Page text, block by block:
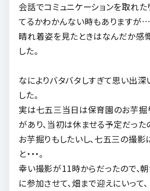
会話でコミュニケーションを取れた
てるかわかんない時もありますが…
晴れ着姿を見たときはなんだか感
した。
なによりバタバタしすぎて思い出深
した。
実は七五三当日は保育園のお芋掘
があり、当初は休ませる予定だった
お芋掘りもしたいし、七五三の撮影
と・・・。
幸い撮影が11時からだったので、
に参加させて、畑まで迎えにいって、